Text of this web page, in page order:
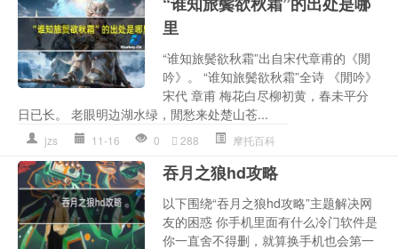
里
“谁知旅鬓欲秋霜”出自宋代章甫的《閒
吟》。 “谁知旅鬓欲秋霜”全诗 《閒吟》
宋代 章甫 梅花白尽柳初黄，春未平分
日已长。 老眼明边湖水绿，閒愁来处楚山苍...
jzs 11-16 0 288 摩托百科
吞月之狼hd攻略
以下围绕“吞月之狼hd攻略”主题解决网
友的困惑 你手机里面有什么冷门软件是
你一直舍不得删，就算换手机也会第一